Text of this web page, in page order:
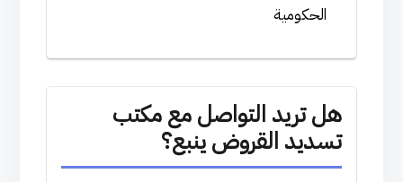
الحكومية
هل تريد التواصل مع مكتب
تسديد القروض ينبع؟